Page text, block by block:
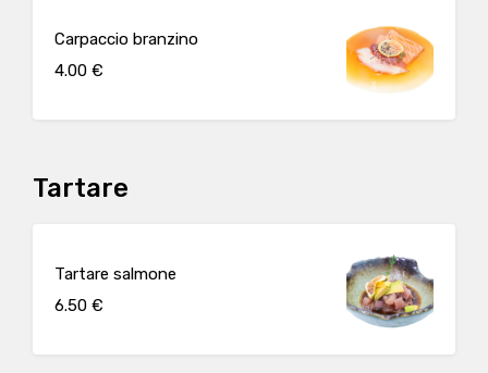
Carpaccio branzino
4.00 €
Tartare
Tartare salmone
6.50 €